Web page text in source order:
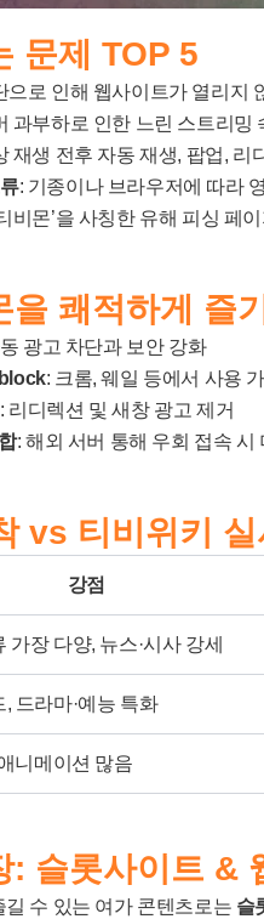
문제 TOP 5
으로 인해 웹사이트가 열리지
과부하로 인한 느린 스트리밍
재생 전후 자동 재생, 팝업, 리
: 기종이나 브라우저에 따라
비몬’을 사칭한 유해 피싱 페
을 쾌적하게 즐
광고 차단과 보안 강화
: 크롬, 웨일 등에서 사용
: 리디렉션 및 새창 광고 제거
: 해외 서버 통해 우회 접속 시
vs 티비위키
강점
가장 다양, 뉴스·시사 강세
드라마·예능 특화
니메이션 많음
: 슬롯사이트 &
수 있는 여가 콘텐츠로는 슬